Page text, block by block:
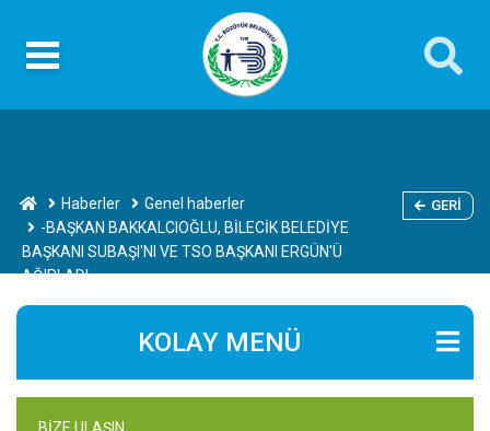
Haberler
Genel haberler
-BAŞKAN BAKKALCIOĞLU, BİLECİK BELEDİYE
BAŞKANI SUBAŞI'NI VE TSO BAŞKANI ERGÜN'Ü
AĞIRLADI
GERI
KOLAY MENÜ